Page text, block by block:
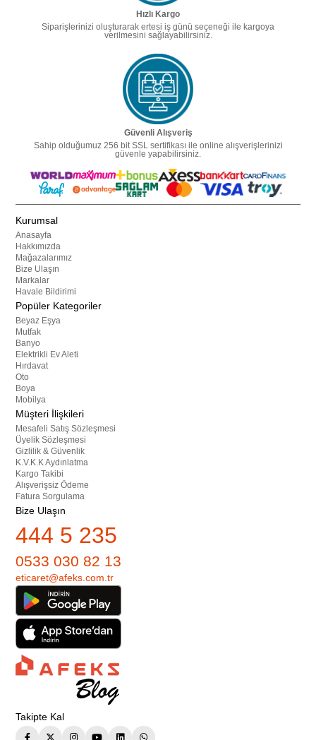
Hızlı Kargo
Siparişlerinizi oluşturarak ertesi iş günü seçeneği ile kargoya
verilmesini sağlayabilirsiniz.
Güvenli Alışveriş
Sahip olduğumuz 256 bit SSL sertifikası ile online alışverişlerinizi
güvenle yapabilirsiniz.
Kurumsal
Anasayfa
Hakkımızda
Mağazalarımız
Bize Ulaşın
Markalar
Havale Bildirimi
Popüler Kategoriler
Beyaz Eşya
Mutfak
Banyo
Elektrikli Ev Aleti
Hırdavat
Oto
Boya
Mobilya
Müşteri İlişkileri
Mesafeli Satış Sözleşmesi
Üyelik Sözleşmesi
Gizlilik & Güvenlik
K.V.K.K Aydınlatma
Kargo Takibi
Alışverişsiz Ödeme
Fatura Sorgulama
Bize Ulaşın
444 5 235
0533 030 82 13
eticaret@afeks.com.tr
Takipte Kal